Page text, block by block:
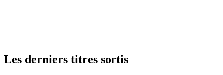
Les derniers titres sortis